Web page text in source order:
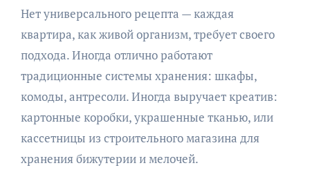
Нет универсального рецепта — каждая
квартира, как живой организм, требует своего
подхода. Иногда отлично работают
традиционные системы хранения: шкафы,
комоды, антресоли. Иногда выручает креатив:
картонные коробки, украшенные тканью, или
кассетницы из строительного магазина для
хранения бижутерии и мелочей.